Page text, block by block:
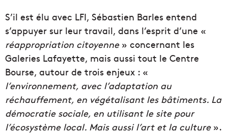
S’il est élu avec LFI, Sébastien Barles entend
s’appuyer sur leur travail, dans l’esprit d’une «
réappropriation citoyenne» concernant les
Galeries Lafayette, mais aussi tout le Centre
Bourse, autour de trois enjeux : «
l’environnement, avec l’adaptation au
réchauffement, en végétalisant les bâtiments. La
démocratie sociale, en utilisant le site pour
l’écosystème local. Mais aussi l’art et la culture».